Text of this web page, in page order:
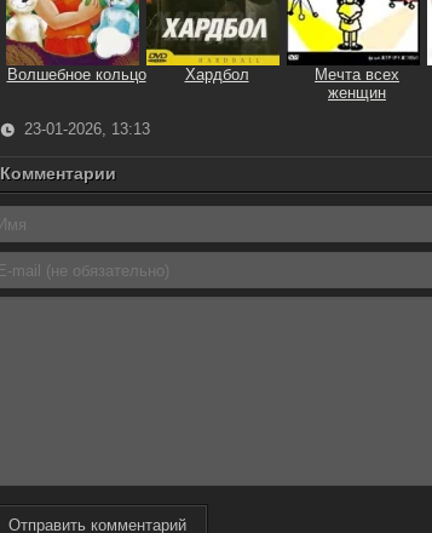
Волшебное кольцо Хардбол
Мечта всех
женщин
23-01-2026, 13:13
Комментарии
Отправить комментарий